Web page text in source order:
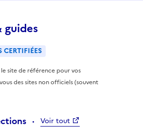
guides
site de référence pour vos
des sites non officiels (souvent
Voir tout